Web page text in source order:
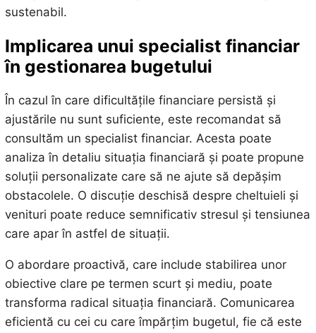
sustenabil.
Implicarea unui specialist financiar
în gestionarea bugetului
În cazul în care dificultățile financiare persistă și
ajustările nu sunt suficiente, este recomandat să
consultăm un specialist financiar. Acesta poate
analiza în detaliu situația financiară și poate propune
soluții personalizate care să ne ajute să depășim
obstacolele. O discuție deschisă despre cheltuieli și
venituri poate reduce semnificativ stresul și tensiunea
care apar în astfel de situații.
O abordare proactivă, care include stabilirea unor
obiective clare pe termen scurt și mediu, poate
transforma radical situația financiară. Comunicarea
eficientă cu cei cu care împărțim bugetul, fie că este